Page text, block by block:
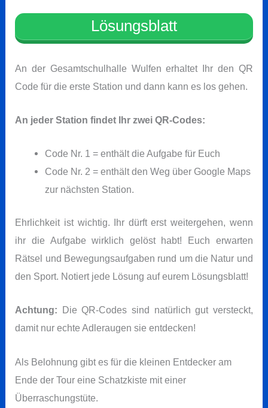
Lösungsblatt
An der Gesamtschulhalle Wulfen erhaltet Ihr den QR
Code für die erste Station und dann kann es los gehen.
An jeder Station findet Ihr zwei QR-Codes:
Code Nr. 1 = enthält die Aufgabe für Euch
Code Nr. 2 = enthält den Weg über Google Maps
zur nächsten Station.
Ehrlichkeit ist wichtig. Ihr dürft erst weitergehen, wenn
ihr die Aufgabe wirklich gelöst habt! Euch erwarten
Rätsel und Bewegungsaufgaben rund um die Natur und
den Sport. Notiert jede Lösung auf eurem Lösungsblatt!
Achtung: Die QR-Codes sind natürlich gut versteckt,
damit nur echte Adleraugen sie entdecken!
Als Belohnung gibt es für die kleinen Entdecker am
Ende der Tour eine Schatzkiste mit einer
Überraschungstüte.